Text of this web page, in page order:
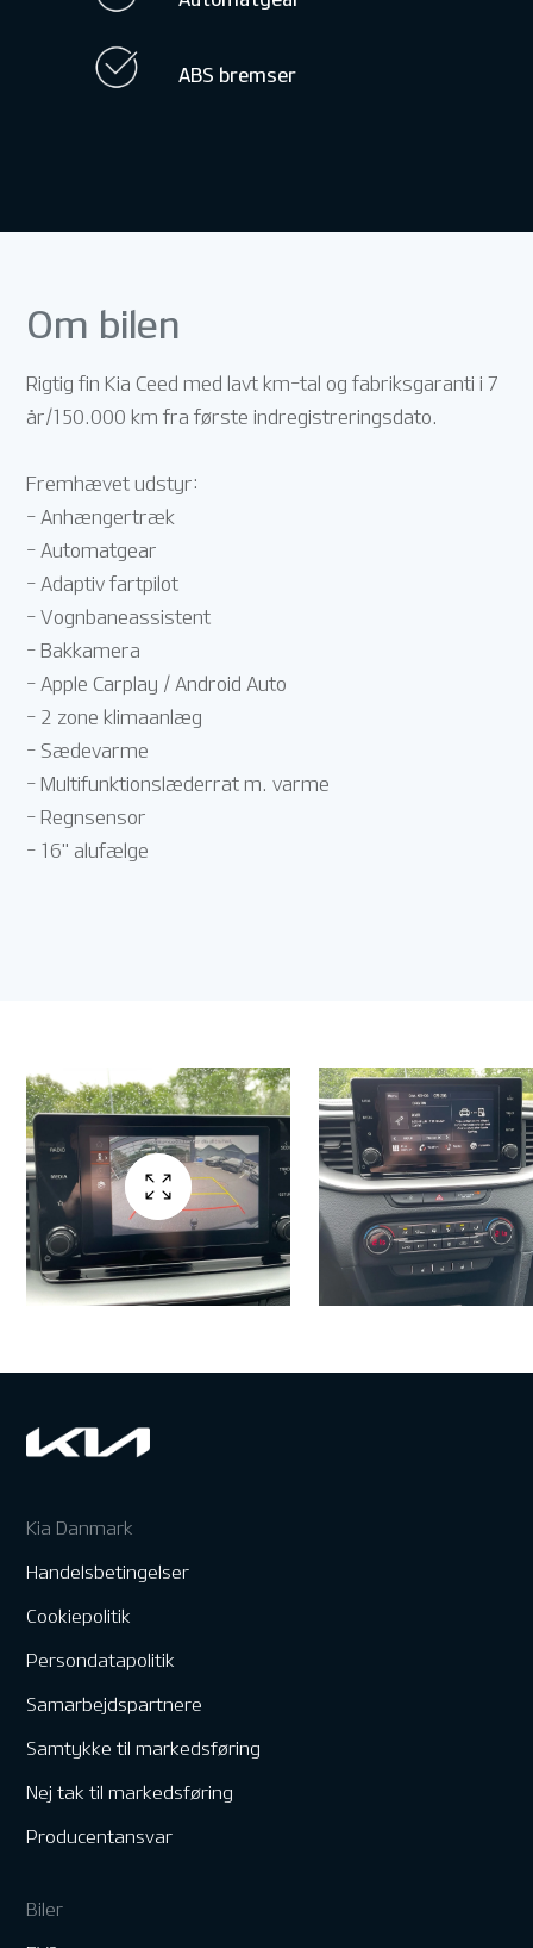
ABS bremser
Om bilen
Rigtig fin Kia Ceed med lavt km-tal og fabriksgaranti i 7
år/150.000 km fra første indregistreringsdato.
Fremhævet udstyr:
- Anhængertræk
- Automatgear
- Adaptiv fartpilot
- Vognbaneassistent
- Bakkamera
- Apple Carplay / Android Auto
- 2 zone klimaanlæg
- Sædevarme
- Multifunktionslæderrat m. varme
- Regnsensor
- 16" alufælge
Kia Danmark
Handelsbetingelser
Cookiepolitik
Persondatapolitik
Samarbejdspartnere
Samtykke til markedsføring
Nej tak til markedsføring
Producentansvar
Biler